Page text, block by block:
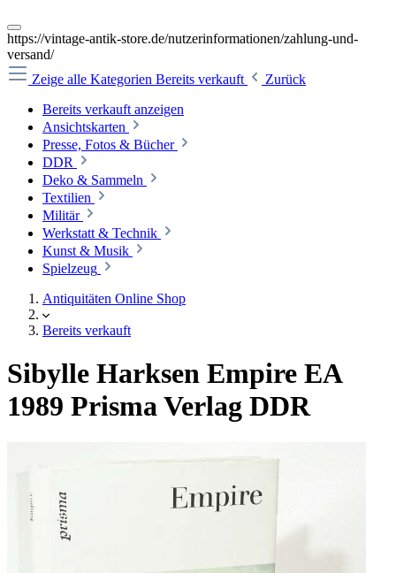
https://vintage-antik-store.de/nutzerinformationen/zahlung-und-
versand/
Zeige alle Kategorien Bereits verkauft
Zurück
Bereits verkauft anzeigen
Ansichtskarten
Presse, Fotos & Bücher
DDR
Deko & Sammeln
Textilien
Militär
Werkstatt & Technik
Kunst & Musik
Spielzeug
Antiquitäten Online Shop
Bereits verkauft
Sibylle Harksen Empire EA
1989 Prisma Verlag DDR